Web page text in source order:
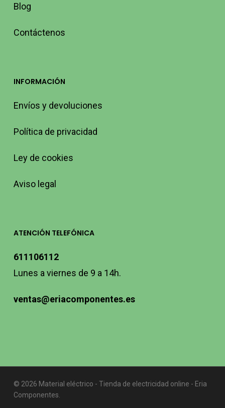
Blog
Contáctenos
INFORMACIÓN
Envíos y devoluciones
Política de privacidad
Ley de cookies
Aviso legal
ATENCIÓN TELEFÓNICA
611106112
Lunes a viernes de 9 a 14h.
ventas@eriacomponentes.es
© 2026 Material eléctrico - Tienda de electricidad online - Eria
Componentes.